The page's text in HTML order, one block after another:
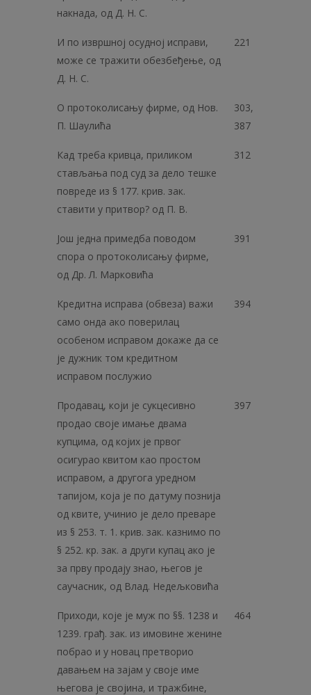
накнада, од Д. Н. С.
И по извршној осудној исправи,
може се тражити обезбеђење, од
Д. Н. С.
221
О протоколисању фирме, од Нов.
П. Шаулића
303,
387
Кад треба кривца, приликом
стављања под суд за дело тешке
повреде из § 177. крив. зак.
ставити у притвор? од П. В.
312
Још једна примедба поводом
спора о протоколисању фирме,
од Др. Л. Марковића
391
Кредитна исправа (обвеза) важи
само онда ако поверилац
особеном исправом докаже да се
је дужник том кредитном
исправом послужио
394
Продавац, који је сукцесивно
продао своје имање двама
купцима, од којих је првог
осигурао квитом као простом
исправом, а другога уредном
тапијом, која је по датуму познија
од квите, учинио је дело преваре
из § 253. т. 1. крив. зак. казнимо по
§ 252. кр. зак. а други купац ако је
за прву продају знао, његов је
саучасник, од Влад. Недељковића
397
Приходи, које је муж по §§. 1238 и
1239. грађ. зак. из имовине женине
побрао и у новац претворио
давањем на зајам у своје име
његова је својина, и тражбине,
464